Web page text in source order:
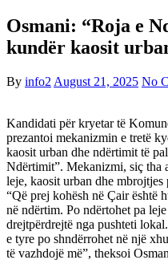
Osmani: “Roja e
kundër kaosit
By info2 August 21, 2025 No
Kandidati për kryetar të
prezantoi mekanizmin e tretë
kaosit urban dhe ndërtimit të
Ndërtimit”. Mekanizmi, siç tha
leje, kaosit urban dhe
“Që prej kohësh në Çair është
në ndërtim. Po ndërtohet pa
drejtpërdrejtë nga pushteti
e tyre po shndërrohet në një
të vazhdojë më”, theksoi